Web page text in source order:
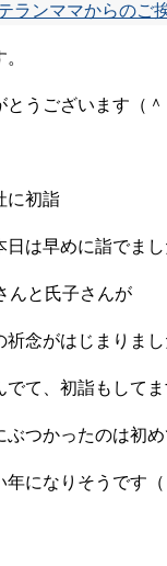
ランママからのご
うございます（＾
に初詣
日は早めに詣でまし
んと氏子さんが
祈念がはじまりまし
でて、初詣もして
つかったのは初め
になりそうです（